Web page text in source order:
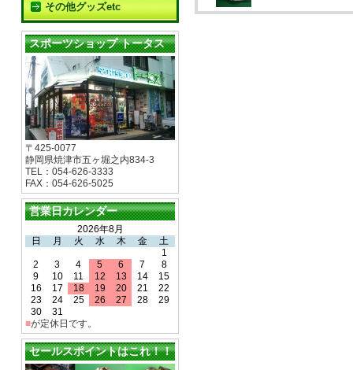
その他グッズetc
スポーツショップ トータス
〒425-0077
静岡県焼津市五ヶ堀之内834-3
TEL：054-626-3333
FAX：054-626-5025
営業日カレンダー
2026年8月
日
月 火 水 木 金
土
1
2
3 4 5 6 7
8
9
10 11 12 13 14
15
16
17 18 19 20 21
22
23
24 25 26 27 28
29
30
31
■が定休日です。
セールスポイントはこれ！！